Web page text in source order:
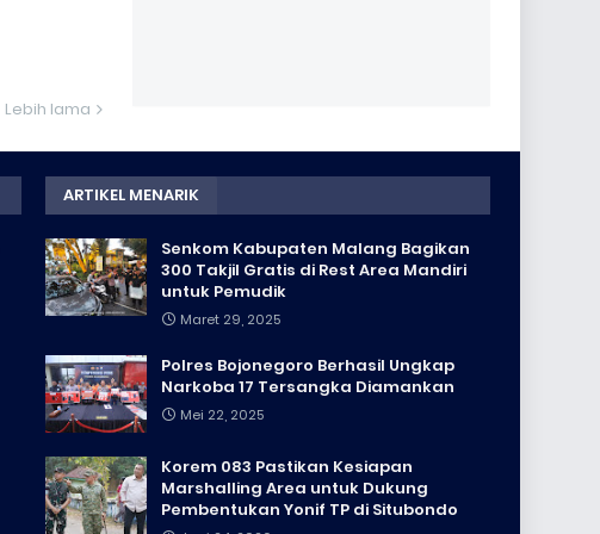
Lebih lama
ARTIKEL MENARIK
Senkom Kabupaten Malang Bagikan
300 Takjil Gratis di Rest Area Mandiri
untuk Pemudik
Maret 29, 2025
Polres Bojonegoro Berhasil Ungkap
Narkoba 17 Tersangka Diamankan
Mei 22, 2025
Korem 083 Pastikan Kesiapan
Marshalling Area untuk Dukung
Pembentukan Yonif TP di Situbondo